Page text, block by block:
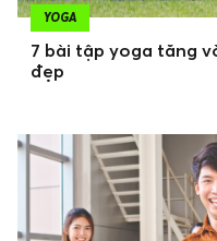
YOGA
7 bài tập yoga tăng
đẹp